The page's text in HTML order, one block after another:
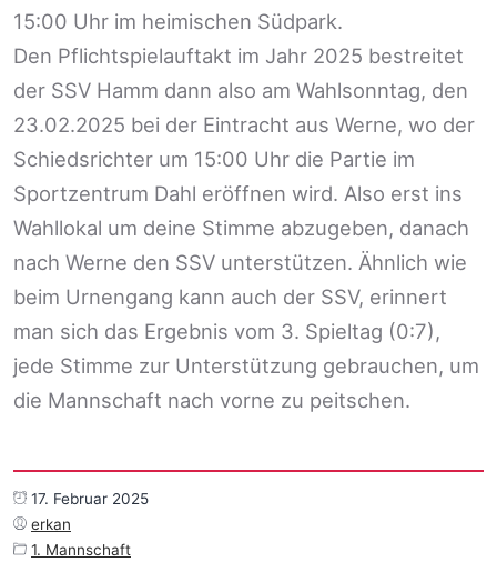
15:00 Uhr im heimischen Südpark.
Den Pflichtspielauftakt im Jahr 2025 bestreitet
der SSV Hamm dann also am Wahlsonntag, den
23.02.2025 bei der Eintracht aus Werne, wo der
Schiedsrichter um 15:00 Uhr die Partie im
Sportzentrum Dahl eröffnen wird. Also erst ins
Wahllokal um deine Stimme abzugeben, danach
nach Werne den SSV unterstützen. Ähnlich wie
beim Urnengang kann auch der SSV, erinnert
man sich das Ergebnis vom 3. Spieltag (0:7),
jede Stimme zur Unterstützung gebrauchen, um
die Mannschaft nach vorne zu peitschen.
17. Februar 2025
erkan
1. Mannschaft